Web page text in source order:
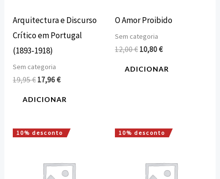
Arquitectura e Discurso
Crítico em Portugal
(1893‑1918)
Sem categoria
19,95€ 17,96€
ADICIONAR
O Amor Proibido
Sem categoria
12,00€ 10,80€
ADICIONAR
10% desconto
O
era:
7,50 €.
O
é:
6,75 €.
10% desconto
O
era:
15,75 €.
O
é:
14,18 €.